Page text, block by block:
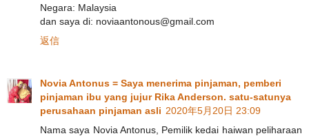
Negara: Malaysia
dan saya di: noviaantonous@gmail.com
返信
Novia Antonus = Saya menerima pinjaman, pemberi
pinjaman ibu yang jujur Rika Anderson. satu-satunya
perusahaan pinjaman asli 2020年5月20日 23:09
Nama saya Novia Antonus, Pemilik kedai haiwan peliharaan